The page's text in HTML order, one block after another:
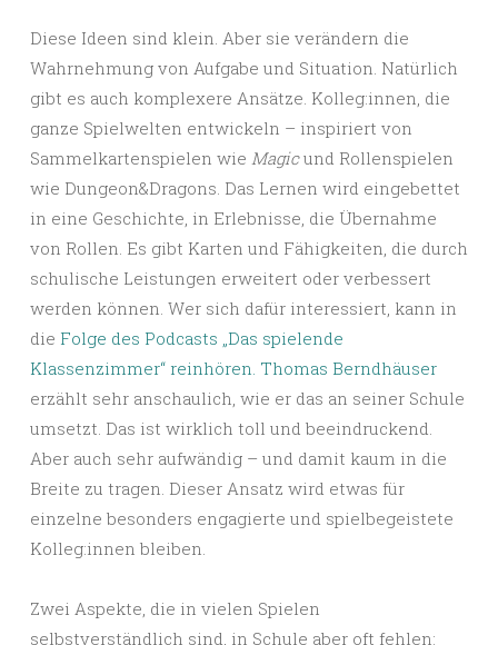
Diese Ideen sind klein. Aber sie verändern die
Wahrnehmung von Aufgabe und Situation. Natürlich
gibt es auch komplexere Ansätze. Kolleg:innen, die
ganze Spielwelten entwickeln – inspiriert von
Sammelkartenspielen wie Magicund Rollenspielen
wie Dungeon&Dragons. Das Lernen wird eingebettet
in eine Geschichte, in Erlebnisse, die Übernahme
von Rollen. Es gibt Karten und Fähigkeiten, die durch
schulische Leistungen erweitert oder verbessert
werden können. Wer sich dafür interessiert, kann in
die Folge des Podcasts „Das spielende
Klassenzimmer“ reinhören. Thomas Berndhäuser
erzählt sehr anschaulich, wie er das an seiner Schule
umsetzt. Das ist wirklich toll und beeindruckend.
Aber auch sehr aufwändig – und damit kaum in die
Breite zu tragen. Dieser Ansatz wird etwas für
einzelne besonders engagierte und spielbegeistete
Kolleg:innen bleiben.
Zwei Aspekte, die in vielen Spielen
selbstverständlich sind, in Schule aber oft fehlen: